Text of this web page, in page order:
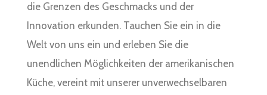
die Grenzen des Geschmacks und der
Innovation erkunden. Tauchen Sie ein in die
Welt von uns ein und erleben Sie die
unendlichen Möglichkeiten der amerikanischen
Küche, vereint mit unserer unverwechselbaren